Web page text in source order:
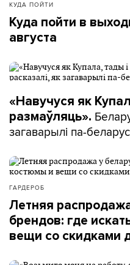
КУДА ПОЙТИ
Куда пойти в
августа
«Навучуся як
размаўляць».
загаварылі па-
ГАРДЕРОБ
Летняя
брендов: где
вещи со скидками